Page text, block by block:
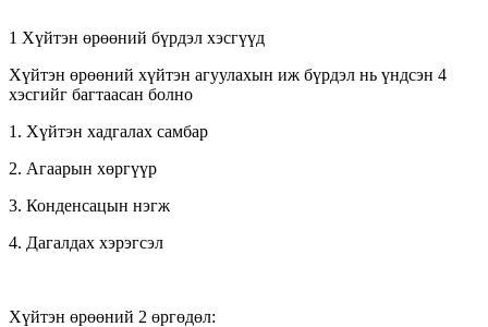
1 Хүйтэн өрөөний бүрдэл хэсгүүд
Хүйтэн өрөөний хүйтэн агуулахын иж бүрдэл нь үндсэн 4
хэсгийг багтаасан болно
1. Хүйтэн хадгалах самбар
2. Агаарын хөргүүр
3. Конденсацын нэгж
4. Дагалдах хэрэгсэл
Хүйтэн өрөөний 2 өргөдөл: